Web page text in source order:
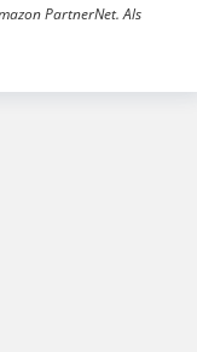
PartnerNet. Als